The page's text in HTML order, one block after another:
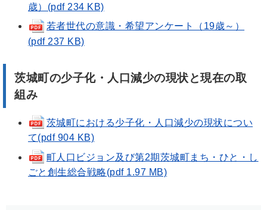
歳）(pdf 234 KB)
若者世代の意識・希望アンケート（19歳～）
(pdf 237 KB)
茨城町の少子化・人口減少の現状と現在の取
組み
茨城町における少子化・人口減少の現状につい
て(pdf 904 KB)
町人口ビジョン及び第2期茨城町まち・ひと・し
ごと創生総合戦略(pdf 1.97 MB)